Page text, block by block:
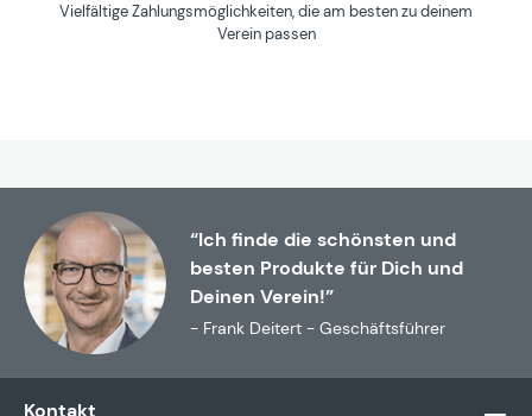
Vielfältige Zahlungsmöglichkeiten, die am besten zu deinem
Verein passen
“Ich finde die schönsten und
besten Produkte für Dich und
Deinen Verein!”
- Frank Deitert - Geschäftsführer